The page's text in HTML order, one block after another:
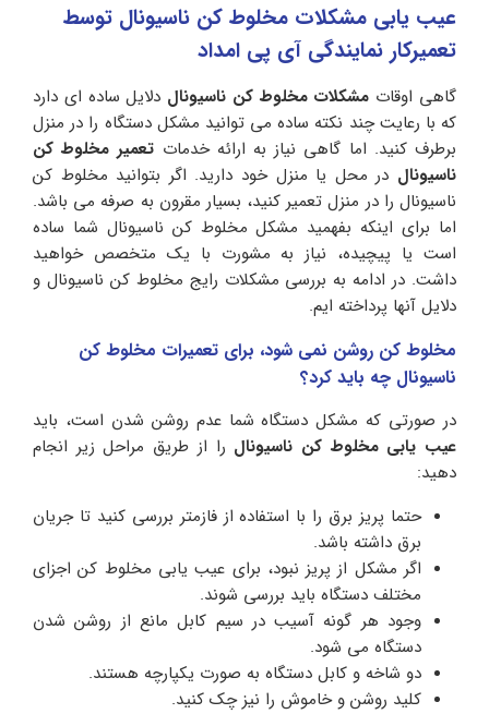
عیب یابی مشکلات مخلوط کن ناسیونال توسط
تعمیرکار نمایندگی آی پی امداد
گاهی اوقات مشکلات مخلوط کن ناسیونال دلایل ساده ای دارد
که با رعایت چند نکته ساده می توانید مشکل دستگاه را در منزل
برطرف کنید. اما گاهی نیاز به ارائه خدمات تعمیر مخلوط کن
ناسیونال در محل یا منزل خود دارید. اگر بتوانید مخلوط کن
ناسیونال را در منزل تعمیر کنید، بسیار مقرون به صرفه می باشد.
اما برای اینکه بفهمید مشکل مخلوط کن ناسیونال شما ساده
است یا پیچیده، نیاز به مشورت با یک متخصص خواهید
داشت. در ادامه به بررسی مشکلات رایج مخلوط کن ناسیونال و
دلایل آنها پرداخته ایم.
مخلوط کن روشن نمی شود، برای تعمیرات مخلوط کن
ناسیونال چه باید کرد؟
در صورتی که مشکل دستگاه شما عدم روشن شدن است، باید
عیب یابی مخلوط کن ناسیونال را از طریق مراحل زیر انجام
دهید:
حتما پریز برق را با استفاده از فازمتر بررسی کنید تا جریان
برق داشته باشد.
اگر مشکل از پریز نبود، برای عیب یابی مخلوط کن اجزای
مختلف دستگاه باید بررسی شوند.
وجود هر گونه آسیب در سیم کابل مانع از روشن شدن
دستگاه می ‌شود.
دو شاخه و کابل دستگاه به صورت یکپارچه هستند.
کلید روشن و خاموش را نیز چک کنید.